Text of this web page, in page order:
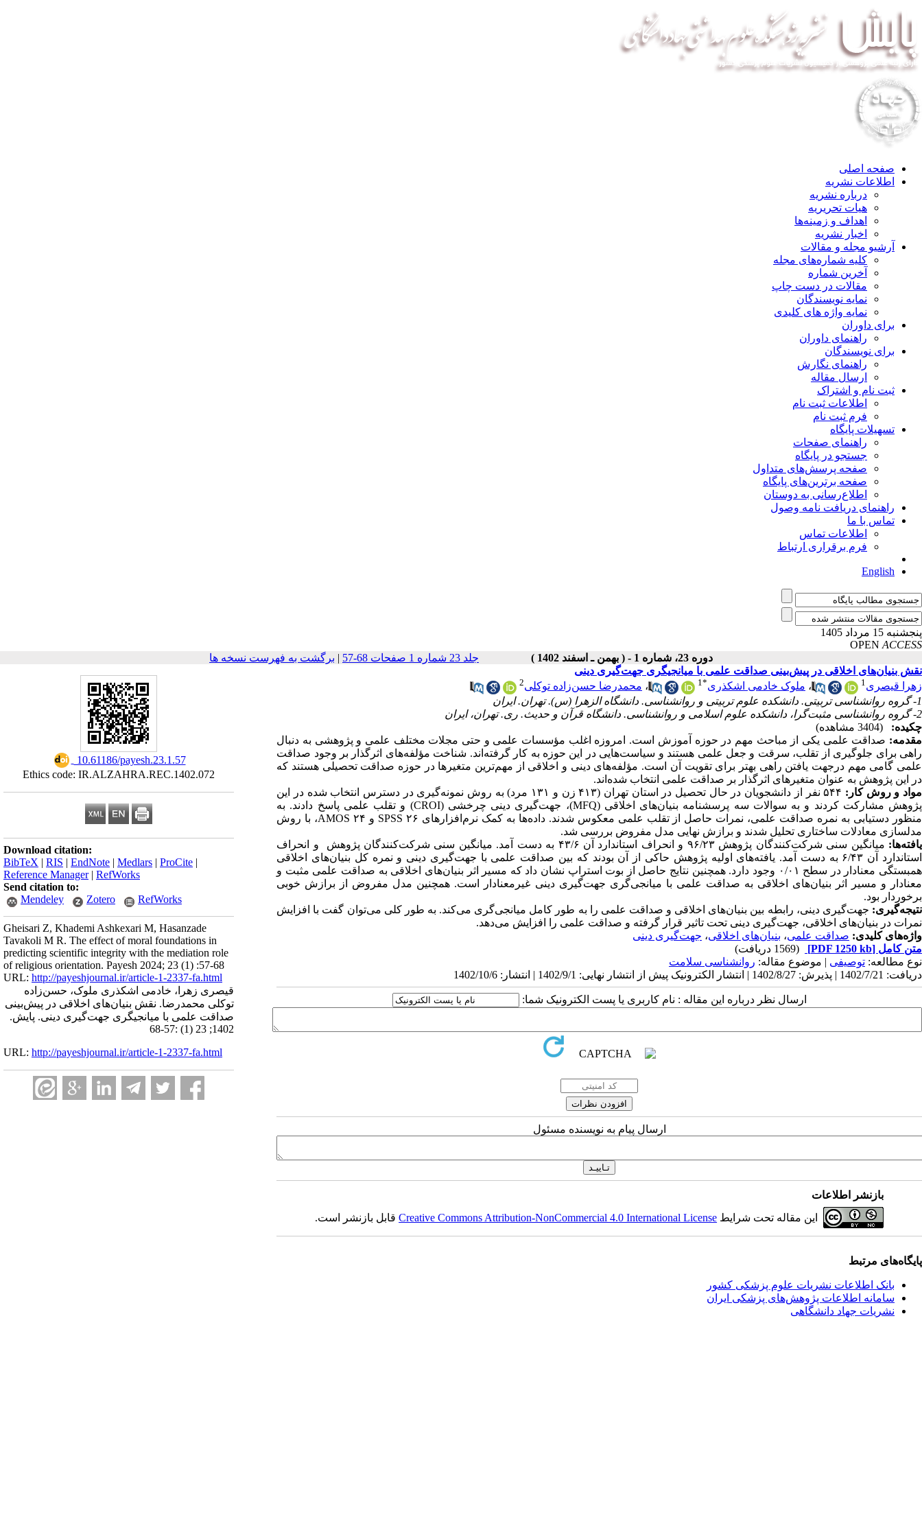
صفحه اصلی
اطلاعات نشریه
درباره نشریه
هیات تحریریه
اهداف و زمینه‌ها
اخبار نشریه
آرشیو مجله و مقالات
کلیه شماره‌های مجله
آخرین شماره
مقالات در دست چاپ
نمایه نویسندگان
نمایه واژه های کلیدی
برای داوران
راهنمای داوران
برای نویسندگان
راهنمای نگارش
ارسال مقاله
ثبت نام و اشتراک
اطلاعات ثبت نام
فرم ثبت نام
تسهیلات پایگاه
راهنمای صفحات
جستجو در پایگاه
صفحه پرسش‌های متداول
صفحه برترین‌های پایگاه
اطلاع‌رسانی به دوستان
راهنمای دریافت نامه وصول
تماس با ما
اطلاعات تماس
فرم برقراری ارتباط
English
پنجشنبه 15 مرداد 1405
OPEN ACCESS
دوره 23، شماره 1 - ( بهمن ـ اسفند 1402 )
جلد 23 شماره 1 صفحات 68-57 | برگشت به فهرست نسخه ها
‎ 10.61186/payesh.23.1.57
Ethics code: IR.ALZAHRA.REC.1402.072
Download citation:
BibTeX | RIS | EndNote | Medlars | ProCite |
Reference Manager| RefWorks
Send citation to:
Mendeley
Zotero RefWorks
Gheisari Z, Khademi Ashkexari M, Hasanzade
Tavakoli M R. The effect of moral foundations in
predicting scientific integrity with the mediation role
of religious orientation. Payesh 2024; 23 (1) :57-68
URL: http://payeshjournal.ir/article-1-2337-fa.html
قیصری زهرا، خادمی اشکذری ملوک، حسن‌زاده
توکلی محمدرضا. نقش بنیان‌های اخلاقی در پیش‌بینی
صداقت علمی با میانجیگری جهت‌گیری دینی. پایش.
1402; 23 (1) :57-68
URL: http://payeshjournal.ir/article-1-2337-fa.html
نقش بنیان‌های اخلاقی در پیش‌بینی صداقت علمی با میانجیگری جهت‌گیری دینی
زهرا قیصری1 ، ملوک خادمی اشکذری*
1 ، محمدرضا حسن‌زاده توکلی2
1- گروه روانشناسی تربیتی. دانشکده علوم تربیتی و روانشناسی. دانشگاه الزهرا (س). تهران. ایران
2- گروه روانشناسی مثبت‌گرا، دانشکده علوم اسلامی و روانشناسی. دانشگاه قرآن و حدیث. ری. تهران، ایران
چکیده:
(3404 مشاهده)
مقدمه: صداقت علمی یکی از مباحث مهم در حوزه آموزش است. امروزه اغلب مؤسسات علمی و حتی مجلات مختلف علمی و پژوهشی به دنبال
راهی برای جلوگیری از تقلب، سرقت و جعل علمی هستند و سیاست‌هایی در این حوزه به کار گرفته‌اند. شناخت مؤلفه‌های اثرگذار بر وجود صداقت
علمی گامی مهم درجهت یافتن راهی بهتر برای تقویت آن است. مؤلفه‌های دینی و اخلاقی از مهم‌ترین متغیرها در حوزه صداقت تحصیلی هستند که
در این پژوهش به عنوان متغیرهای اثرگذار بر صداقت علمی انتخاب شده‌اند.
مواد و روش کار:
۵۴۴ نفر از دانشجویان در حال تحصیل در استان تهران (۴۱۳ زن و ۱۳۱ مرد) به روش نمونه‌گیری در دسترس انتخاب شده در این
پژوهش مشارکت کردند و به سوالات سه پرسشنامه بنیان‌های اخلاقی (MFQ)، جهت‌گیری دینی چرخشی (CROI) و تقلب علمی پاسخ دادند. به
منظور دستیابی به نمره صداقت علمی، نمرات حاصل از تقلب علمی معکوس شدند. داده‌ها به کمک نرم‌افزارهای SPSS ۲۶ و AMOS ۲۴، با روش
مدلسازی معادلات ساختاری تحلیل شدند و برازش نهایی مدل مفروض بررسی شد.
یافته‌ها:
میانگین سنی شرکت‌کنندگان پژوهش ۹۶/۲۳ و انحراف استاندارد آن ۴۳/۶ به دست آمد. میانگین سنی شرکت‌کنندگان پژوهش و انحراف
استاندارد آن ۶/۴۳ به دست آمد. یافته‌های اولیه پژوهش حاکی از آن بودند که بین صداقت علمی با جهت‌گیری دینی و نمره کل بنیان‌های اخلاقی
همبستگی معنادار در سطح ۰/۰۱ وجود دارد. همچنین نتایج حاصل از بوت استراپ نشان داد که مسیر اثر بنیان‌های اخلاقی به صداقت علمی مثبت و
معنادار و مسیر اثر بنیان‌های اخلاقی به صداقت علمی با میانجی‌گری جهت‌گیری دینی غیرمعنادار است. همچنین مدل مفروض از برازش خوبی
برخوردار بود.
نتیجه‌گیری: جهت‌گیری دینی، رابطه بین بنیان‌های اخلاقی و صداقت علمی را به طور کامل میانجی‌گری می‌کند. به طور کلی می‌توان گفت با افزایش
نمرات در بنیان‌های اخلاقی، جهت‌گیری دینی تحت تاثیر قرار گرفته و صداقت علمی را افزایش می‌دهد.
واژه‌های کلیدی: صداقت علمی، بنیان‌های اخلاقی، جهت‌گیری دینی
متن کامل [PDF 1250 kb]
(1569 دریافت)
نوع مطالعه: توصیفی | موضوع مقاله: روانشناسی سلامت
دریافت: 1402/7/21 | پذیرش: 1402/8/27 | انتشار الکترونیک پیش از انتشار نهایی: 1402/9/1 | انتشار: 1402/10/6
ارسال نظر درباره این مقاله : نام کاربری یا پست الکترونیک شما:
ارسال پیام به نویسنده مسئول
بازنشر اطلاعات
این مقاله تحت شرایط Creative Commons Attribution-NonCommercial 4.0 International Licenseقابل بازنشر است.
پایگاه‌های مرتبط
بانک اطلاعات نشریات علوم پزشکی کشور
سامانه اطلاعات پژوهش‌های پزشکی ایران
نشریات جهاد دانشگاهی